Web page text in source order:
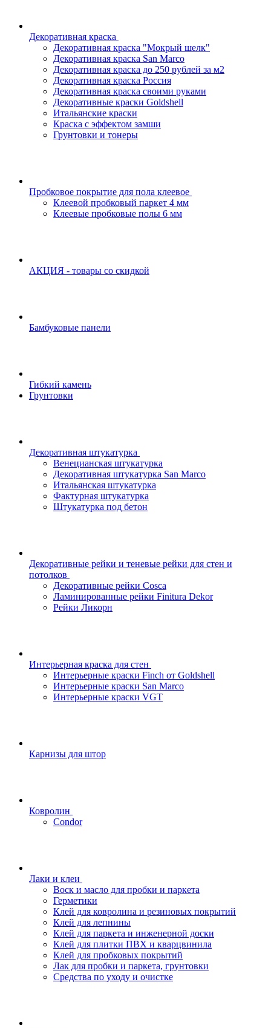
Декоративная краска
Декоративная краска "Мокрый шелк"
Декоративная краска San Marco
Декоративная краска до 250 рублей за м2
Декоративная краска Россия
Декоративная краска своими руками
Декоративные краски Goldshell
Итальянские краски
Краска с эффектом замши
Грунтовки и тонеры
Пробковое покрытие для пола клеевое
Клеевой пробковый паркет 4 мм
Клеевые пробковые полы 6 мм
АКЦИЯ - товары со скидкой
Бамбуковые панели
Гибкий камень
Грунтовки
Декоративная штукатурка
Венецианская штукатурка
Декоративная штукатурка San Marco
Итальянская штукатурка
Фактурная штукатурка
Штукатурка под бетон
Декоративные рейки и теневые рейки для стен и
потолков
Декоративные рейки Cosca
Ламинированные рейки Finitura Dekor
Рейки Ликорн
Интерьерная краска для стен
Интерьерные краски Finch от Goldshell
Интерьерные краски San Marco
Интерьерные краски VGT
Карнизы для штор
Ковролин
Condor
Лаки и клеи
Воск и масло для пробки и паркета
Герметики
Клей для ковролина и резиновых покрытий
Клей для лепнины
Клей для паркета и инженерной доски
Клей для плитки ПВХ и кварцвинила
Клей для пробковых покрытий
Лак для пробки и паркета, грунтовки
Средства по уходу и очистке